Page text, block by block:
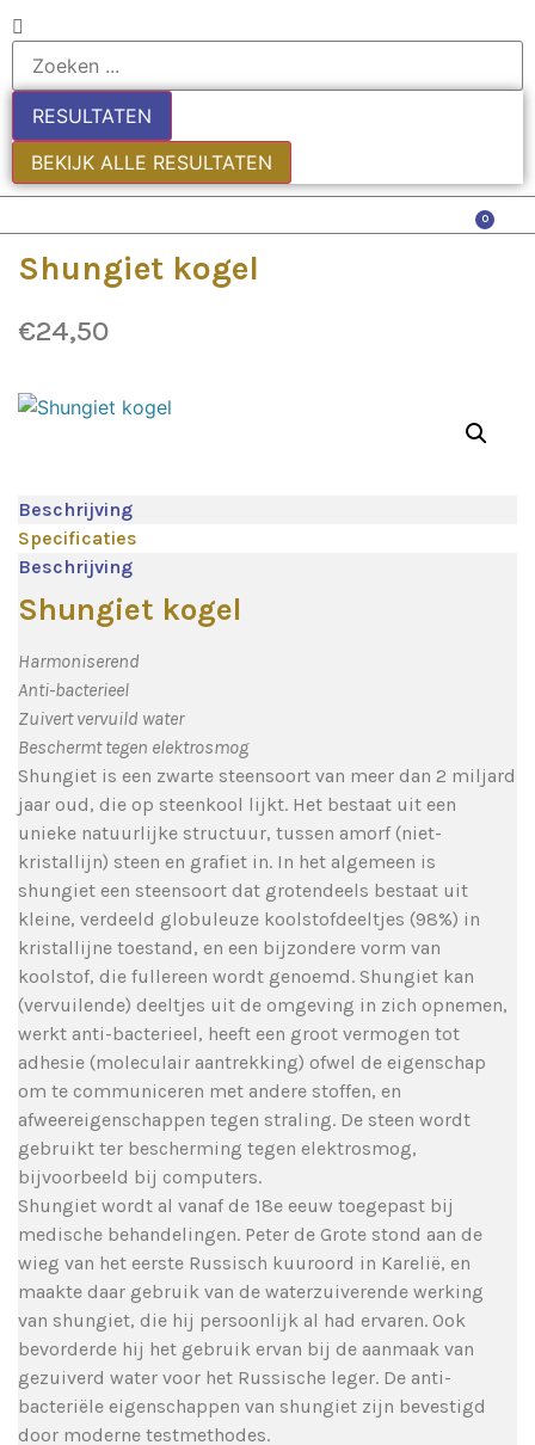
RESULTATEN
BEKIJK ALLE RESULTATEN
0
Shungiet kogel
€24,50
Beschrijving
Specificaties
Beschrijving
Shungiet kogel
Harmoniserend
Anti-bacterieel
Zuivert vervuild water
Beschermt tegen elektrosmog
Shungiet is een zwarte steensoort van meer dan 2 miljard
jaar oud, die op steenkool lijkt. Het bestaat uit een
unieke natuurlijke structuur, tussen amorf (niet-
kristallijn) steen en grafiet in. In het algemeen is
shungiet een steensoort dat grotendeels bestaat uit
kleine, verdeeld globuleuze koolstofdeeltjes (98%) in
kristallijne toestand, en een bijzondere vorm van
koolstof, die fullereen wordt genoemd. Shungiet kan
(vervuilende) deeltjes uit de omgeving in zich opnemen,
werkt anti-bacterieel, heeft een groot vermogen tot
adhesie (moleculair aantrekking) ofwel de eigenschap
om te communiceren met andere stoffen, en
afweereigenschappen tegen straling. De steen wordt
gebruikt ter bescherming tegen elektrosmog,
bijvoorbeeld bij computers.
Shungiet wordt al vanaf de 18e eeuw toegepast bij
medische behandelingen. Peter de Grote stond aan de
wieg van het eerste Russisch kuuroord in Karelië, en
maakte daar gebruik van de waterzuiverende werking
van shungiet, die hij persoonlijk al had ervaren. Ook
bevorderde hij het gebruik ervan bij de aanmaak van
gezuiverd water voor het Russische leger. De anti-
bacteriële eigenschappen van shungiet zijn bevestigd
door moderne testmethodes.